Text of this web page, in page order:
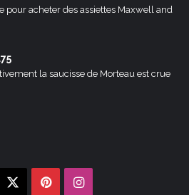
pour acheter des assiettes Maxwell and
la saucisse de Morteau est crue
PinterestInstagram